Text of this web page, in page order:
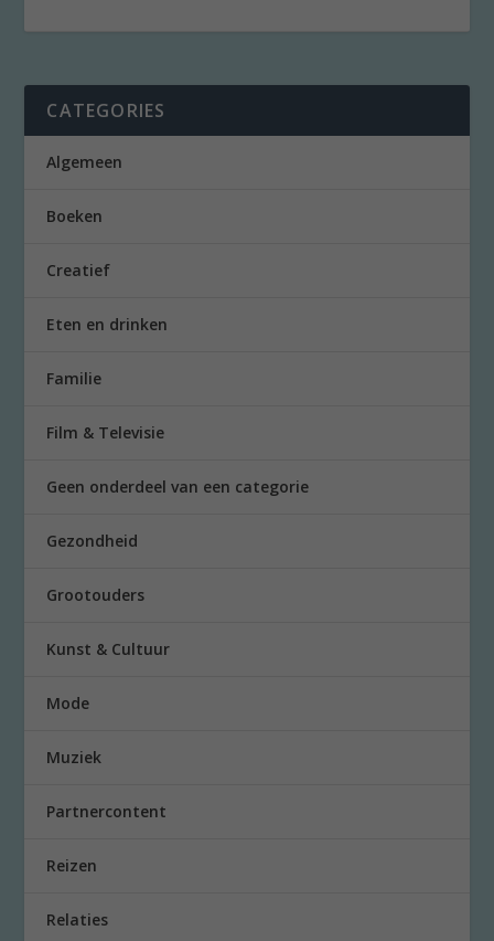
CATEGORIES
Algemeen
Boeken
Creatief
Eten en drinken
Familie
Film & Televisie
Geen onderdeel van een categorie
Gezondheid
Grootouders
Kunst & Cultuur
Mode
Muziek
Partnercontent
Reizen
Relaties